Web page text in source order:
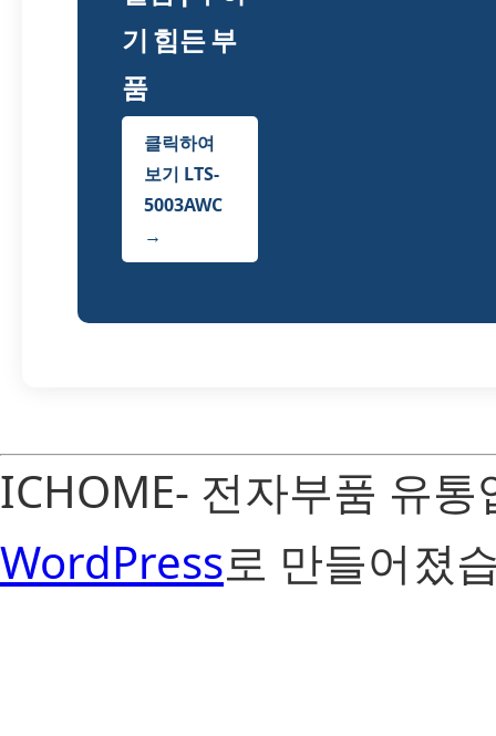
기 힘든 부
품
클릭하여
보기 LTS-
5003AWC
→
ICHOME- 전자부품 유
WordPress로 만들어졌